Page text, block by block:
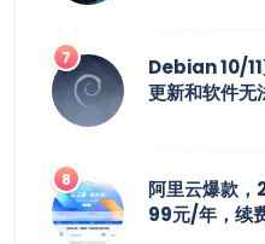
Debian 10/
更新和软件无
阿里云爆款，
99元/年，续